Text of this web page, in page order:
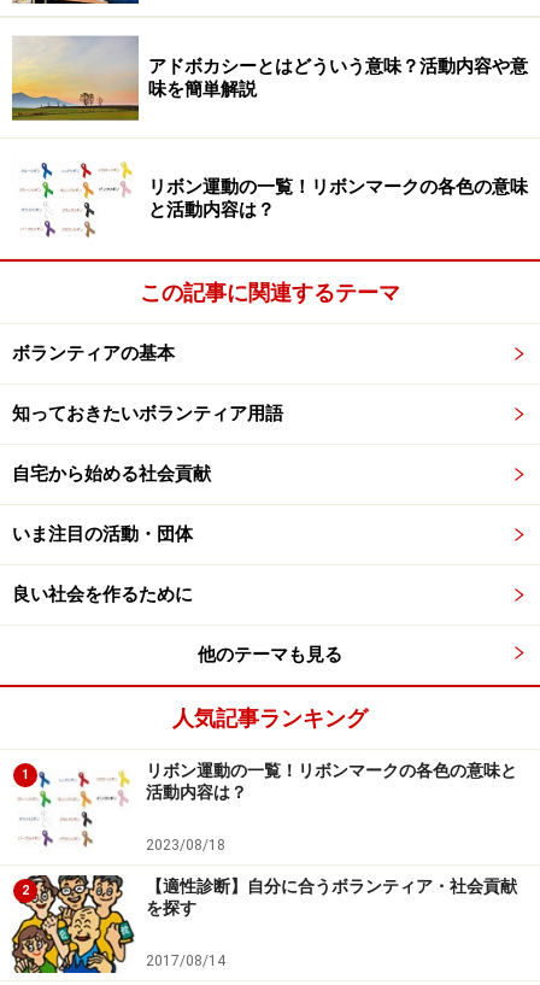
アドボカシーとはどういう意味？活動内容や意
味を簡単解説
リボン運動の一覧！リボンマークの各色の意味
と活動内容は？
この記事に関連するテーマ
ボランティアの基本
知っておきたいボランティア用語
自宅から始める社会貢献
いま注目の活動・団体
良い社会を作るために
他のテーマも見る
人気記事ランキング
1
リボン運動の一覧！リボンマークの各色の意味と
活動内容は？
2023/08/18
2
【適性診断】自分に合うボランティア・社会貢献
を探す
2017/08/14